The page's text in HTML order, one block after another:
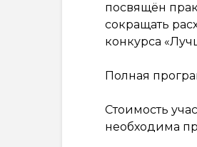
посвящён
сокращать
конкурса
Полная
Стоимость
необходима